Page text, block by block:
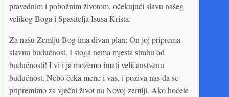
pravednim i pobožnim životom, očekujući slavu našeg
velikog Boga i Spasitelja Isusa Krista.
Za našu Zemlju Bog ima divan plan; On joj priprema
slavnu budućnost. I stoga nema mjesta strahu od
budućnosti! I vi i ja možemo imati veličanstvenu
budućnost. Nebo čeka mene i vas, i poziva nas da se
pripremimo za vječni život na Novoj zemlji. Ako hoćete